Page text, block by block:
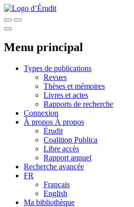
Menu principal
Types de publications
Revues
Thèses et mémoires
Livres et actes
Rapports de recherche
Connexion
À propos À propos
Érudit
Coalition Publica
Libre accès
Rapport annuel
Recherche avancée
FR
Français
English
Ma bibliothèque